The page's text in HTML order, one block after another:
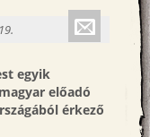
egyik
előadó
érkező